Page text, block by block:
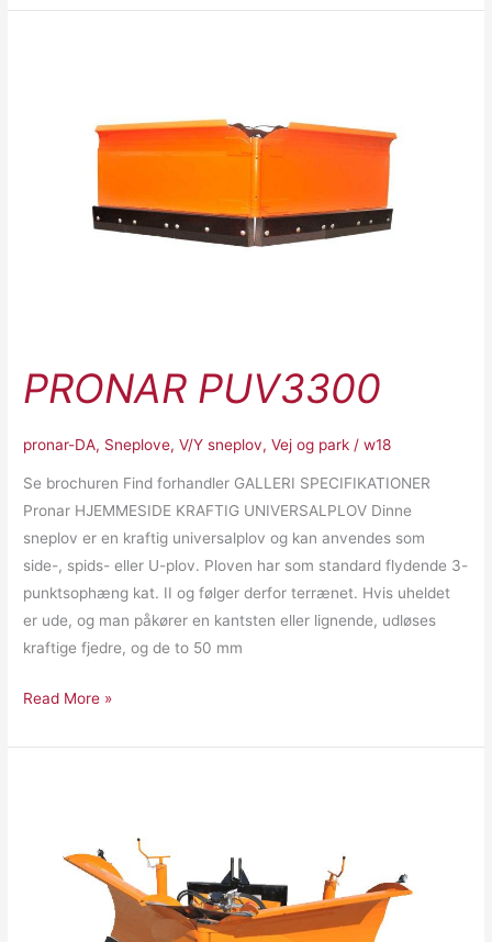
PRONAR PUV3300
pronar-DA, Sneplove,V/Y sneplov,Vej og park /w18
Se brochuren Find forhandler GALLERI SPECIFIKATIONER
Pronar HJEMMESIDE KRAFTIG UNIVERSALPLOV Dinne
sneplov er en kraftig universalplov og kan anvendes som
side-, spids- eller U-plov. Ploven har som standard flydende 3-
punktsophæng kat. II og følger derfor terrænet. Hvis uheldet
er ude, og man påkører en kantsten eller lignende, udløses
kraftige fjedre, og de to 50 mm
Read More »